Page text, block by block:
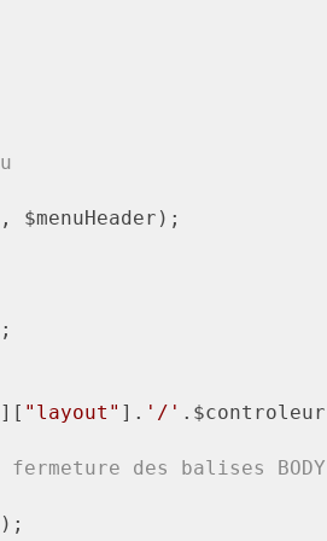
$menuHeader);
"layout" ]. '/'
des balises BODY